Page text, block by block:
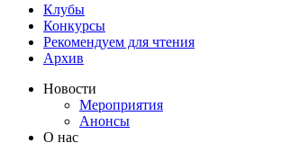
Клубы
Конкурсы
Рекомендуем для чтения
Архив
Новости
Мероприятия
Анонсы
О нас